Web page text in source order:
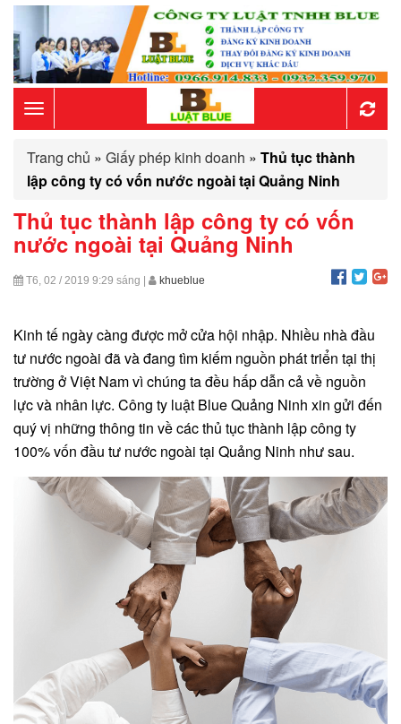
Toggle
navigation
Trang chủ » Giấy phép kinh doanh » Thủ tục thành
lập công ty có vốn nước ngoài tại Quảng Ninh
Thủ tục thành lập công ty có vốn
nước ngoài tại Quảng Ninh
T6, 02 / 2019 9:29 sáng khueblue
Kinh tế ngày càng được mở cửa hội nhập. Nhiều nhà đầu
tư nước ngoài đã và đang tìm kiếm nguồn phát triển tại thị
trường ở Việt Nam vì chúng ta đều hấp dẫn cả về nguồn
lực và nhân lực. Công ty luật Blue Quảng Ninh xin gửi đến
quý vị những thông tin về các thủ tục thành lập công ty
100% vốn đầu tư nước ngoài tại Quảng Ninh như sau.